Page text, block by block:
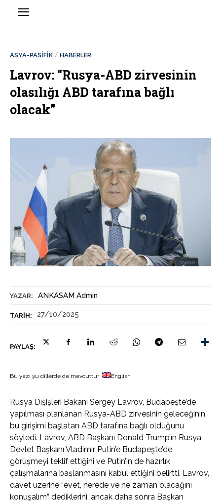
YAZAR: ANKASAM Admin
TARIH: 27/10/2025
PAYLAŞ:
ASYA-PASİFİK HABERLER
Lavrov: “Rusya-ABD zirvesinin
olasılığı ABD tarafına bağlı
olacak”
Bu yazı şu dillerde de mevcuttur: English
Rusya Dışişleri Bakanı Sergey Lavrov, Budapeşte’de
yapılması planlanan Rusya-ABD zirvesinin geleceğinin,
bu girişimi başlatan ABD tarafına bağlı olduğunu
söyledi. Lavrov, ABD Başkanı Donald Trump’ın Rusya
Devlet Başkanı Vladimir Putin’e Budapeşte’de
görüşmeyi teklif ettiğini ve Putin’in de hazırlık
çalışmalarına başlanmasını kabul ettiğini belirtti. Lavrov,
davet üzerine “evet, nerede ve ne zaman olacağını
konuşalım” dediklerini, ancak daha sonra Başkan